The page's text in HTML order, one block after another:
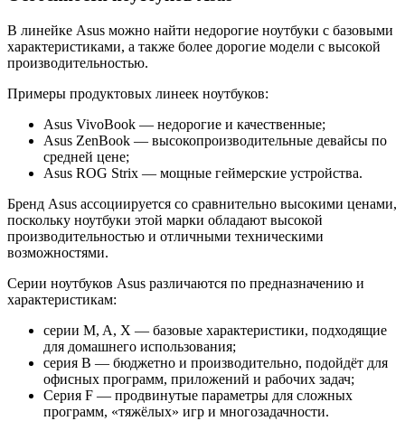
В линейке Asus можно найти недорогие ноутбуки с базовыми
характеристиками, а также более дорогие модели с высокой
производительностью.
Примеры продуктовых линеек ноутбуков:
Asus VivoBook — недорогие и качественные;
Asus ZenBook — высокопроизводительные девайсы по
средней цене;
Asus ROG Strix — мощные геймерские устройства.
Бренд Asus ассоциируется со сравнительно высокими ценами,
поскольку ноутбуки этой марки обладают высокой
производительностью и отличными техническими
возможностями.
Серии ноутбуков Asus различаются по предназначению и
характеристикам:
серии M, A, X — базовые характеристики, подходящие
для домашнего использования;
серия B — бюджетно и производительно, подойдёт для
офисных программ, приложений и рабочих задач;
Серия F — продвинутые параметры для сложных
программ, «тяжёлых» игр и многозадачности.